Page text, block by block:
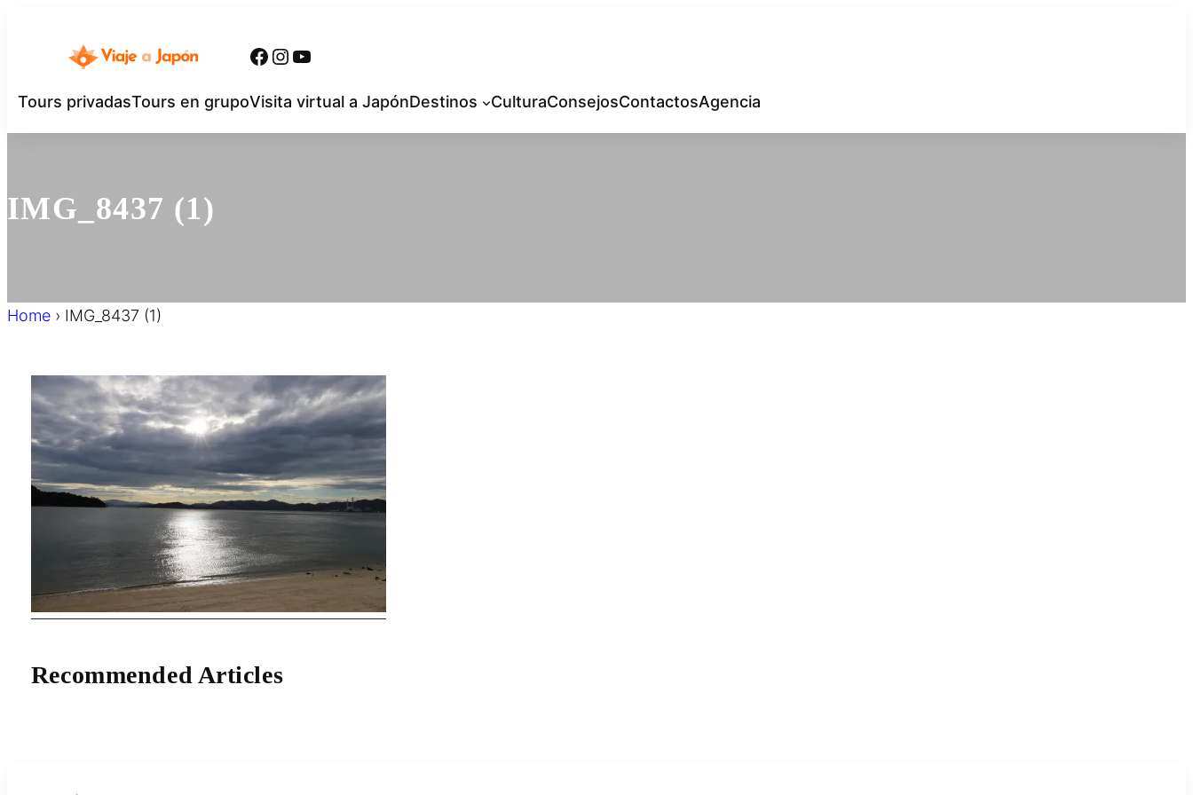
ス
Facebook
Instagram
YouTube
Tours privadasTours en grupoVisita virtual a JapónDestinos CulturaConsejosContactosAgencia
IMG_8437 (1)
Home › IMG_8437 (1)
Recommended Articles